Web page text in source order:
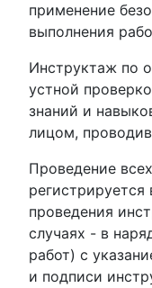
применение
выполнения
Инструктаж по
устной
знаний и
лицом,
Проведение
проведения
случаях - в
работ) с
и подписи